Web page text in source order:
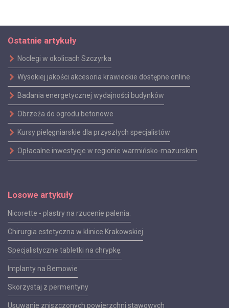
Ostatnie artykuły
Noclegi w okolicach Szczyrka
Wysokiej jakości akcesoria krawieckie dostępne online
Badania energetycznej wydajności budynków
Obrzeża do ogrodu betonowe
Kursy pielęgniarskie dla przyszłych specjalistów
Opłacalne inwestycje w regionie warmińsko-mazurskim
Losowe artykuły
Nicorette - plastry na rzucenie palenia.
Chirurgia estetyczna w klinice Krakowskiej
Specjalistyczne tabletki na chrypkę.
Implanty na Bemowie
Skorzystaj z permentyny
Usuwanie zniszczonych powierzchni stawowych